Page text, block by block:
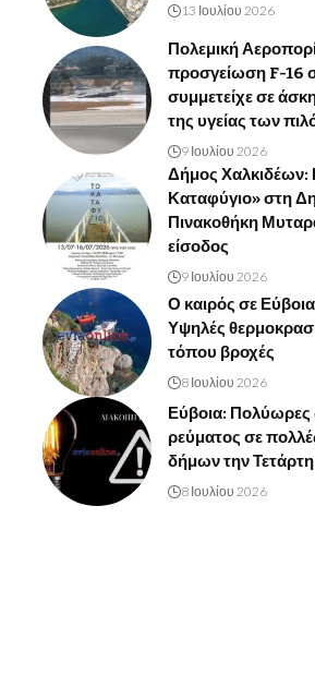
13 Ιουλίου 2026
Πολεμική
προσγείωση F-16
συμμετείχε σε
της υγείας των
9 Ιουλίου 2026
Δήμος Χαλκιδέων:
Καταφύγιο» στη
Πινακοθήκη
είσοδος
9 Ιουλίου 2026
Ο καιρός σε
Υψηλές
τόπου βροχές
8 Ιουλίου 2026
Εύβοια: Πολύωρες
ρεύματος σε
δήμων την Τετάρτη
8 Ιουλίου 2026